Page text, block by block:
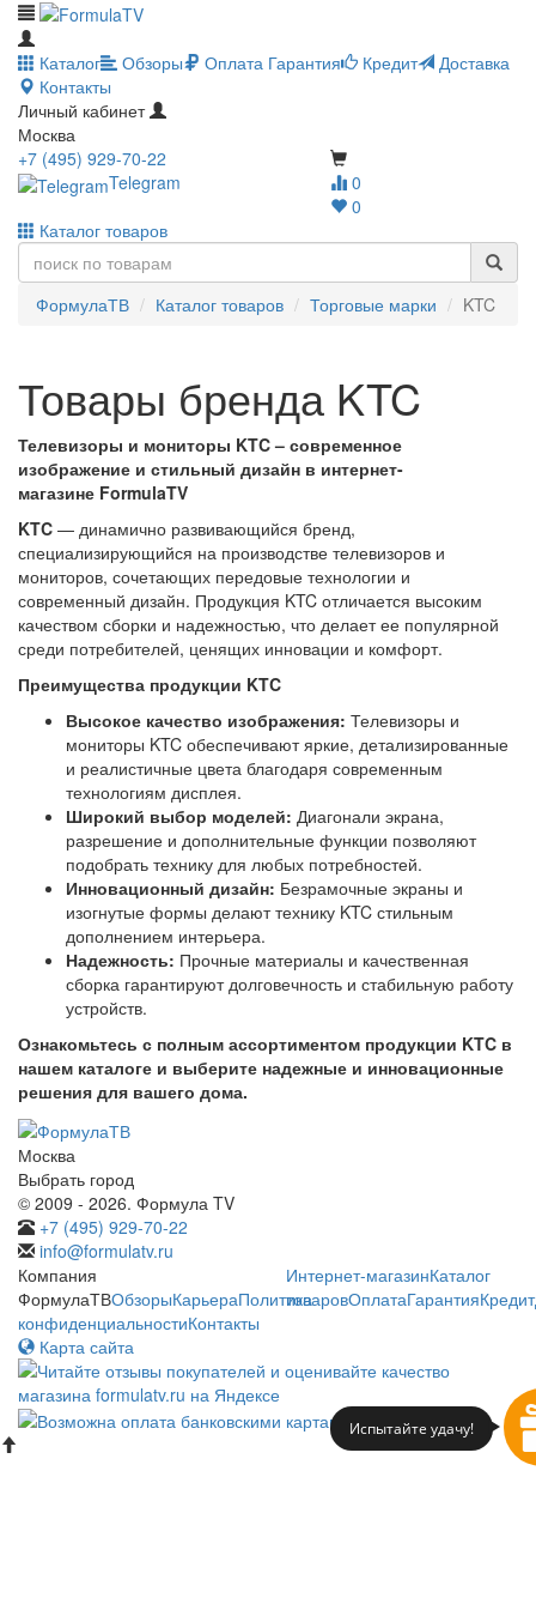
Каталог Обзоры Оплата Гарантия Кредит
Доставка
Контакты
Личный кабинет
Москва
0
0
+7 (495) 929-70-22
Telegram
Каталог товаров
ФормулаТВ Каталог товаров Торговые марки KTC
Товары бренда KTC
Телевизоры и мониторы KTC – современное
изображение и стильный дизайн в интернет-
магазине FormulaTV
KTC — динамично развивающийся бренд,
специализирующийся на производстве телевизоров и
мониторов, сочетающих передовые технологии и
современный дизайн. Продукция KTC отличается высоким
качеством сборки и надежностью, что делает ее популярной
среди потребителей, ценящих инновации и комфорт.
Преимущества продукции KTC
Высокое качество изображения: Телевизоры и
мониторы KTC обеспечивают яркие, детализированные
и реалистичные цвета благодаря современным
технологиям дисплея.
Широкий выбор моделей: Диагонали экрана,
разрешение и дополнительные функции позволяют
подобрать технику для любых потребностей.
Инновационный дизайн: Безрамочные экраны и
изогнутые формы делают технику KTC стильным
дополнением интерьера.
Надежность: Прочные материалы и качественная
сборка гарантируют долговечность и стабильную работу
устройств.
Ознакомьтесь с полным ассортиментом продукции KTC в
нашем каталоге и выберите надежные и инновационные
решения для вашего дома.
Москва
Выбрать город
© 2009 - 2026. Формула TV
+7 (495) 929-70-22
info@formulatv.ru
Компания
ФормулаТВОбзорыКарьераПолитика
конфиденциальностиКонтакты
Интернет-магазинКаталог
товаровОплатаГарантияКредит
Карта сайта
Испытайте удачу!